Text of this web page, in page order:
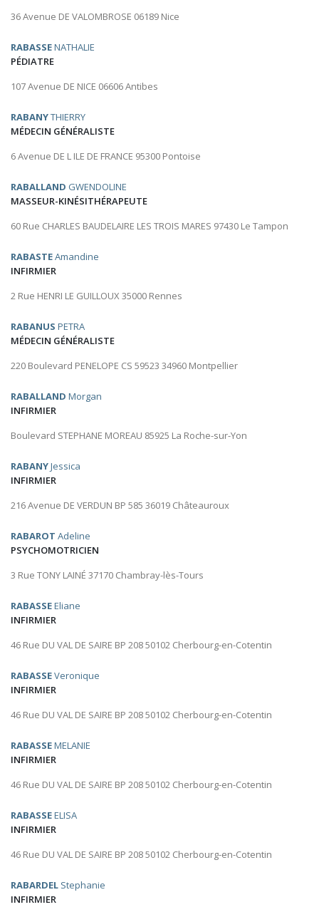
36 Avenue DE VALOMBROSE 06189 Nice
RABASSENATHALIE
PÉDIATRE
107 Avenue DE NICE 06606 Antibes
RABANYTHIERRY
MÉDECIN GÉNÉRALISTE
6 Avenue DE L ILE DE FRANCE 95300 Pontoise
RABALLAND GWENDOLINE
MASSEUR-KINÉSITHÉRAPEUTE
60 Rue CHARLES BAUDELAIRE LES TROIS MARES 97430 Le Tampon
RABASTEAmandine
INFIRMIER
2 Rue HENRI LE GUILLOUX 35000 Rennes
RABANUS PETRA
MÉDECIN GÉNÉRALISTE
220 Boulevard PENELOPE CS 59523 34960 Montpellier
RABALLAND Morgan
INFIRMIER
Boulevard STEPHANE MOREAU 85925 La Roche-sur-Yon
RABANYJessica
INFIRMIER
216 Avenue DE VERDUN BP 585 36019 Châteauroux
RABAROT Adeline
PSYCHOMOTRICIEN
3 Rue TONY LAINÉ 37170 Chambray-lès-Tours
RABASSEEliane
INFIRMIER
46 Rue DU VAL DE SAIRE BP 208 50102 Cherbourg-en-Cotentin
RABASSEVeronique
INFIRMIER
46 Rue DU VAL DE SAIRE BP 208 50102 Cherbourg-en-Cotentin
RABASSEMELANIE
INFIRMIER
46 Rue DU VAL DE SAIRE BP 208 50102 Cherbourg-en-Cotentin
RABASSEELISA
INFIRMIER
46 Rue DU VAL DE SAIRE BP 208 50102 Cherbourg-en-Cotentin
RABARDEL Stephanie
INFIRMIER